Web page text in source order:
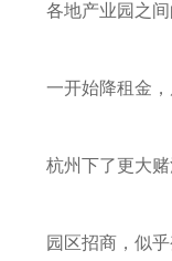
各地产业园之间
一开始降租金
杭州下了更大赌
园区招商，似乎